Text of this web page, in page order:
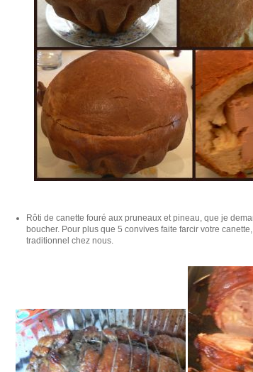
Rôti de canette fouré aux pruneaux et pineau, que je
boucher. Pour plus que 5 convives faite farcir votre
traditionnel chez nous.